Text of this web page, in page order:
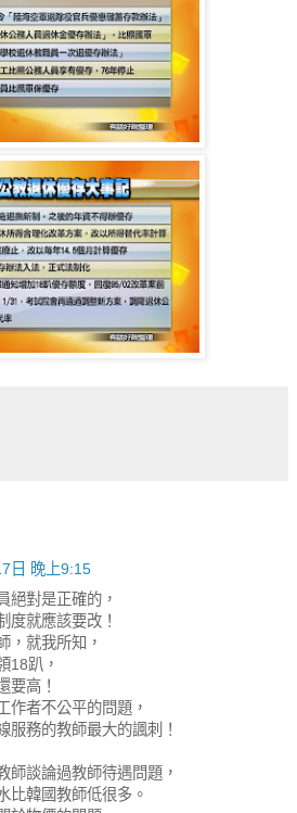
日 晚上9:15
絕對是正確的，
度就應該要改！
，就我所知，
18趴，
要高！
作者不公平的問題，
服務的教師最大的諷刺！
師談論過教師待遇問題，
比韓國教師低很多。